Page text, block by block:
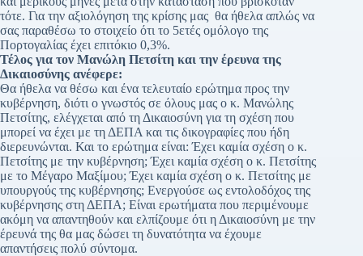
τότε. Για την αξιολόγηση της κρίσης μας θα ήθελα απλώς να
σας παραθέσω το στοιχείο ότι το 5ετές ομόλογο της
Πορτογαλίας έχει επιτόκιο 0,3%.
Τέλος για τον Μανώλη Πετσίτη και την έρευνα της
Δικαιοσύνης ανέφερε:
Θα ήθελα να θέσω και ένα τελευταίο ερώτημα προς την
κυβέρνηση, διότι ο γνωστός σε όλους μας ο κ. Μανώλης
Πετσίτης, ελέγχεται από τη Δικαιοσύνη για τη σχέση που
μπορεί να έχει με τη ΔΕΠΑ και τις δικογραφίες που ήδη
διερευνώνται. Και το ερώτημα είναι: Έχει καμία σχέση ο κ.
Πετσίτης με την κυβέρνηση; Έχει καμία σχέση ο κ. Πετσίτης
με το Μέγαρο Μαξίμου; Έχει καμία σχέση ο κ. Πετσίτης με
υπουργούς της κυβέρνησης; Ενεργούσε ως εντολοδόχος της
κυβέρνησης στη ΔΕΠΑ; Είναι ερωτήματα που περιμένουμε
ακόμη να απαντηθούν και ελπίζουμε ότι η Δικαιοσύνη με την
έρευνά της θα μας δώσει τη δυνατότητα να έχουμε
απαντήσεις πολύ σύντομα.